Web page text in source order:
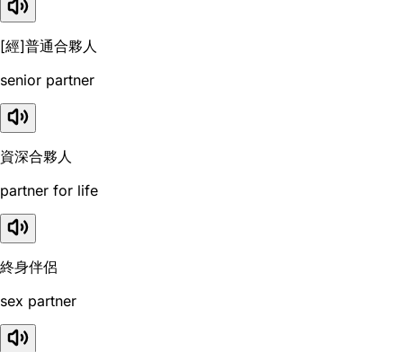
[經]普通合夥人
senior partner
資深合夥人
partner for life
終身伴侶
sex partner